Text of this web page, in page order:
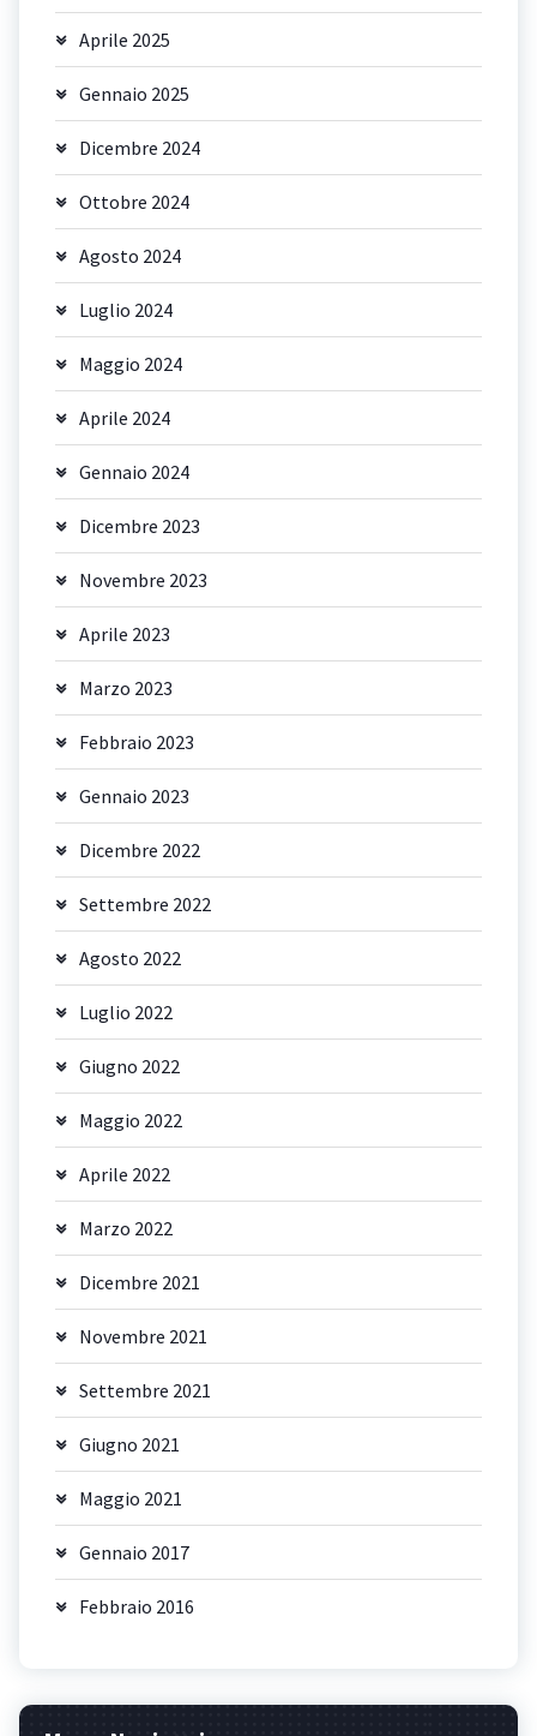
Aprile 2025
Gennaio 2025
Dicembre 2024
Ottobre 2024
Agosto 2024
Luglio 2024
Maggio 2024
Aprile 2024
Gennaio 2024
Dicembre 2023
Novembre 2023
Aprile 2023
Marzo 2023
Febbraio 2023
Gennaio 2023
Dicembre 2022
Settembre 2022
Agosto 2022
Luglio 2022
Giugno 2022
Maggio 2022
Aprile 2022
Marzo 2022
Dicembre 2021
Novembre 2021
Settembre 2021
Giugno 2021
Maggio 2021
Gennaio 2017
Febbraio 2016